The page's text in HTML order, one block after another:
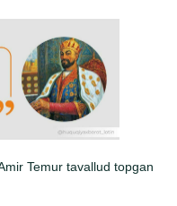
Temur tavallud topgan